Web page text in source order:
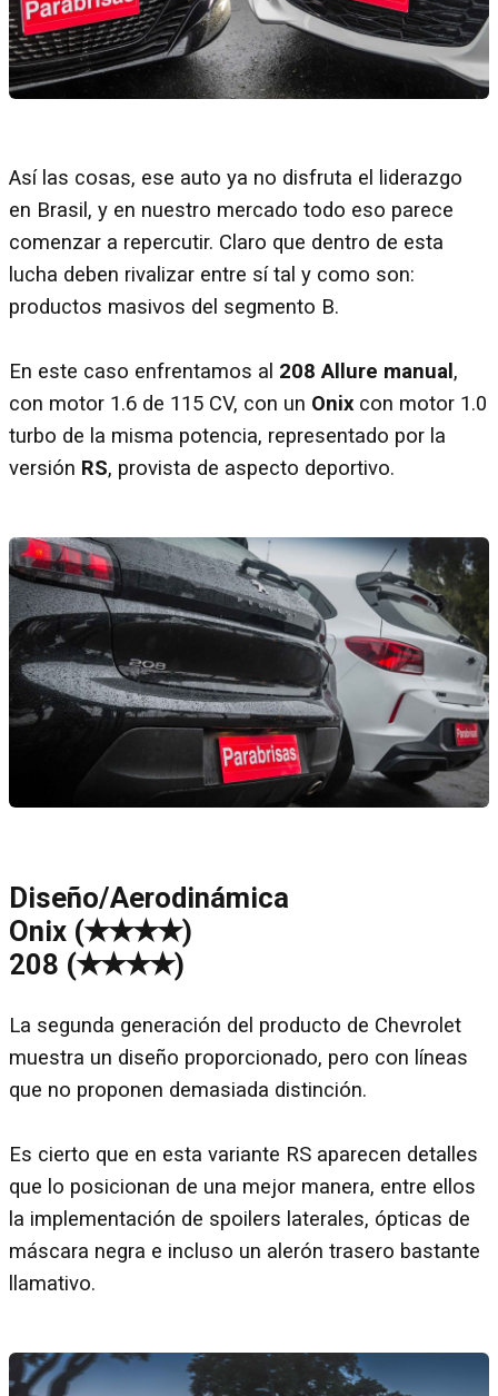
Así las cosas, ese auto ya no disfruta el liderazgo
en Brasil, y en nuestro mercado todo eso parece
comenzar a repercutir. Claro que dentro de esta
lucha deben rivalizar entre sí tal y como son:
productos masivos del segmento B.
En este caso enfrentamos al 208 Allure manual ,
con motor 1.6 de 115 CV, con un Onix con motor 1.0
turbo de la misma potencia, representado por la
versión RS, provista de aspecto deportivo.
Diseño/Aerodinámica
Onix (✭✭✭✭)
208 (✭✭✭✭)
La segunda generación del producto de Chevrolet
muestra un diseño proporcionado, pero con líneas
que no proponen demasiada distinción.
Es cierto que en esta variante RS aparecen detalles
que lo posicionan de una mejor manera, entre ellos
la implementación de spoilers laterales, ópticas de
máscara negra e incluso un alerón trasero bastante
llamativo.